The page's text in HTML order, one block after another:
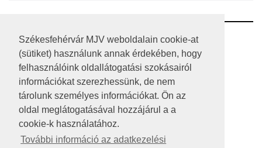
Székesfehérvár MJV weboldalain cookie-at
(sütiket) használunk annak érdekében, hogy
felhasználóink oldallátogatási szokásairól
információkat szerezhessünk, de nem
tárolunk személyes információkat. Ön az
oldal meglátogatásával hozzájárul a a
cookie-k használatához.
További információ az adatkezelési
RSS
A HONLAP 2017.03.31-I ÁLLAPOTA
JOGI NYILATKOZAT
IMPRESSZUM